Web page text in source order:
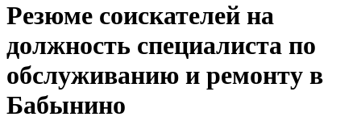
Резюме соискателей на
должность специалиста по
обслуживанию и ремонту в
Бабынино